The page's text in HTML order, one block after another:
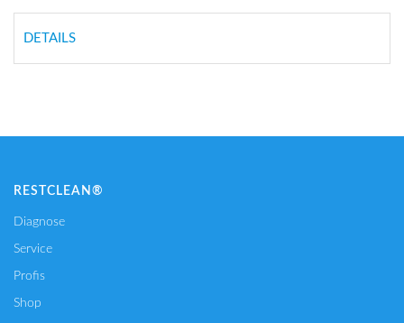
DETAILS
RESTCLEAN®
Diagnose
Service
Profis
Shop